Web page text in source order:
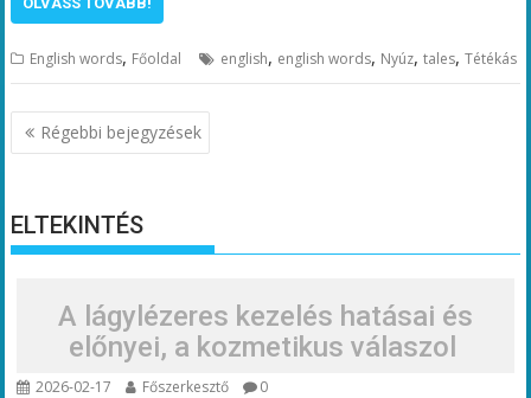
English words, Főoldal english, english words, Nyúz,tales,Tétékás
Bejegyzés
navigáció
Régebbi bejegyzések
ELTEKINTÉS
A lágylézeres kezelés hatásai és
előnyei, a kozmetikus válaszol
2026-02-17 Főszerkesztő 0